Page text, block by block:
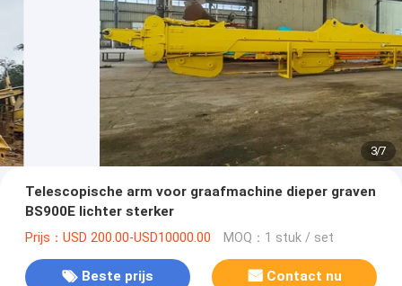
3/7
Telescopische arm voor graafmachine dieper graven
BS900E lichter sterker
Prijs：USD 200.00-USD10000.00 MOQ：1 stuk / set
Beste prijs Contact nu